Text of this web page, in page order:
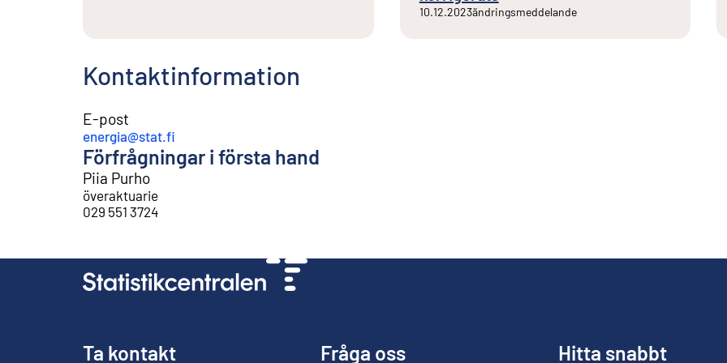
10.12.2023ändringsmeddelande
Kontaktinformation
E-post
energia@stat.fi
Förfrågningar i första hand
Piia Purho
överaktuarie
029 551 3724
Ta kontakt Fråga oss Hitta snabbt